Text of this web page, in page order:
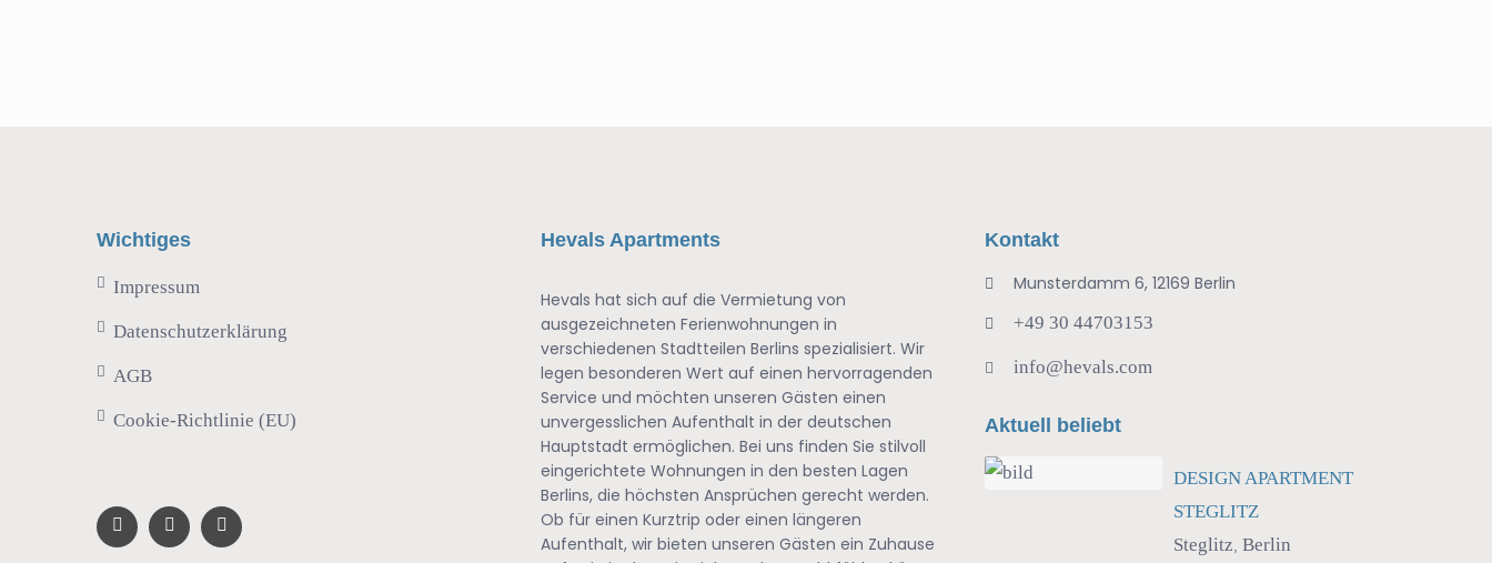
Wichtiges
Impressum
Datenschutzerklärung
AGB
Cookie-Richtlinie (EU)
Hevals Apartments
Hevals hat sich auf die Vermietung von
ausgezeichneten Ferienwohnungen in
verschiedenen Stadtteilen Berlins spezialisiert. Wir
legen besonderen Wert auf einen hervorragenden
Service und möchten unseren Gästen einen
unvergesslichen Aufenthalt in der deutschen
Hauptstadt ermöglichen. Bei uns finden Sie stilvoll
eingerichtete Wohnungen in den besten Lagen
Berlins, die höchsten Ansprüchen gerecht werden.
Ob für einen Kurztrip oder einen längeren
Aufenthalt, wir bieten unseren Gästen ein Zuhause
Kontakt
Munsterdamm 6, 12169 Berlin
+49 30 44703153
info@hevals.com
Aktuell beliebt
DESIGN APARTMENT
STEGLITZ
Steglitz Berlin